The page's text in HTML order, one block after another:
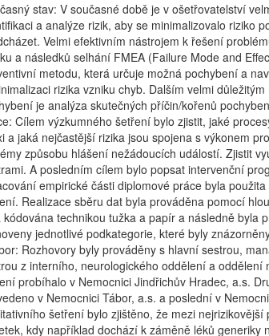
stav: V současné době je v ošetřovatelství
a analýze rizik, aby se minimalizovalo riziko
Velmi efektivním nástrojem k řešení
a následků selhání FMEA (Failure Mode and
metodu, která určuje možná pochybení a
rizika vzniku chyb. Dalším velmi
je analýza skutečných příčin/kořenů
Cílem výzkumného šetření bylo zjistit, jaké
a jaká nejčastější rizika jsou spojena s výkonem
způsobu hlášení nežádoucích událostí. Zjistit
A posledním cílem bylo popsat intervenční
empirické části diplomové práce byla
Realizace sběru dat byla prováděna pomocí
kódována technikou tužka a papír a následně byla
jednotlivé podkategorie, které byly
Rozhovory byly prováděny s hlavní sestrou,
z interního, neurologického oddělení a oddělení
probíhalo v Nemocnici Jindřichův Hradec, a.s.
v Nemocnici Tábor, a.s. a poslední v
šetření bylo zjištěno, že mezi
kdy například dochází k záměně léků generiky